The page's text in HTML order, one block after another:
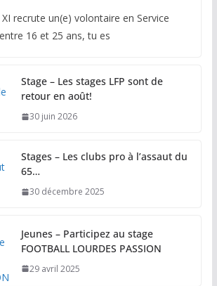
recrute un(e) volontaire en Service
16 et 25 ans, tu es
Stage – Les stages LFP sont de
retour en août!
30 juin 2026
Stages – Les clubs pro à l’assaut du
65…
30 décembre 2025
Jeunes – Participez au stage
FOOTBALL LOURDES PASSION
29 avril 2025